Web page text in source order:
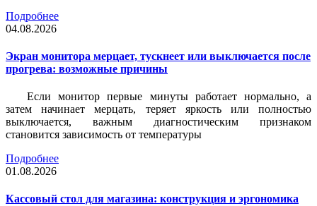
Подробнее
04.08.2026
Экран монитора мерцает, тускнеет или выключается после
прогрева: возможные причины
Если монитор первые минуты работает нормально, а
затем начинает мерцать, теряет яркость или полностью
выключается, важным диагностическим признаком
становится зависимость от температуры
Подробнее
01.08.2026
Кассовый стол для магазина: конструкция и эргономика